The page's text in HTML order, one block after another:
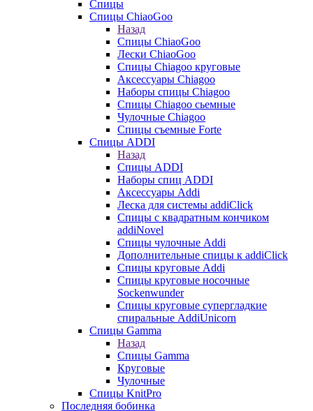
Спицы
Спицы ChiaoGoo
Назад
Спицы ChiaoGoo
Лески ChiaoGoo
Cпицы Сhiagoo круговые
Аксессуары Chiagoo
Наборы спицы Chiagoo
Спицы Chiagoo сьемные
Чулочные Chiagoo
Спицы съемные Forte
Спицы ADDI
Назад
Спицы ADDI
Наборы спиц ADDI
Аксессуары Addi
Леска для системы addiClick
Спицы с квадратным кончиком
addiNovel
Спицы чулочные Addi
Дополнительные спицы к addiClick
Спицы круговые Addi
Спицы круговые носочные
Sockenwunder
Спицы круговые супергладкие
спиральные AddiUnicorn
Спицы Gamma
Назад
Спицы Gamma
Круговые
Чулочные
Спицы KnitPro
Последняя бобинка